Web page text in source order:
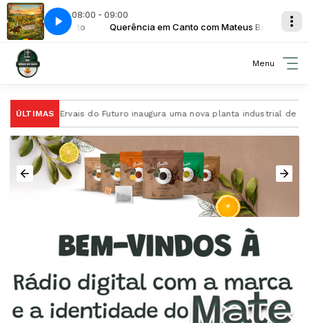
08:00 - 09:00
Barato Querência em Canto com Mateus Barato
Querência em Canto - 16
Menu
ÚLTIMAS
A Ervais do Futuro inaugura uma nova planta industrial de